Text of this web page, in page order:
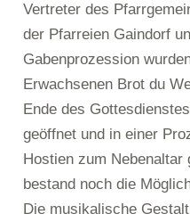
Vertreter des
der Pfarreien Gaindorf
Gabenprozession
Erwachsenen Brot du
Ende des
geöffnet und in einer
Hostien zum
bestand noch die
Die musikalische